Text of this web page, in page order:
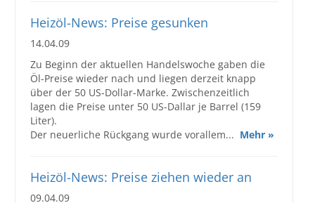
Heizöl-News: Preise gesunken
14.04.09
Zu Beginn der aktuellen Handelswoche gaben die
Öl-Preise wieder nach und liegen derzeit knapp
über der 50 US-Dollar-Marke. Zwischenzeitlich
lagen die Preise unter 50 US-Dallar je Barrel (159
Liter).
Der neuerliche Rückgang wurde vorallem... Mehr »
Heizöl-News: Preise ziehen wieder an
09.04.09